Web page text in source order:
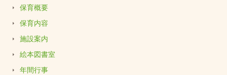
保育概要
保育内容
施設案内
絵本図書室
年間行事